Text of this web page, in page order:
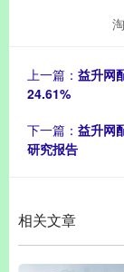
上一篇： 益升网
24.61%
下一篇： 益升网
研究报告
相关文章